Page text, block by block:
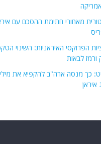
מאחורי חתימת ההסכם עם
הפרוקסי האיראניות: השינוי
לבאות
כך מנסה ארה"ב להקפיא את
איראן